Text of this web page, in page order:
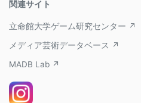
関連サイト
立命館大学ゲーム研究センター ↗
メディア芸術データベース ↗
MADB Lab ↗